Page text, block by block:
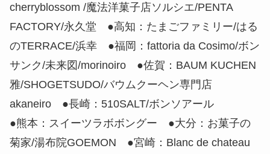
cherryblossom /魔法洋菓子店ソルシエ/PENTA
FACTORY/永久堂 ●高知：たまごファミリー/はる
のTERRACE/浜幸 ●福岡：fattoria da Cosimo/ボン
サンク/未来図/morinoiro ●佐賀：BAUM KUCHEN
雅/SHOGETSUDO/バウムクーヘン専門店
akaneiro ●長崎：510SALT/ボンソアール
●熊本：スイーツラボボングー ●大分：お菓子の
菊家/湯布院GOEMON ●宮崎：Blanc de chateau